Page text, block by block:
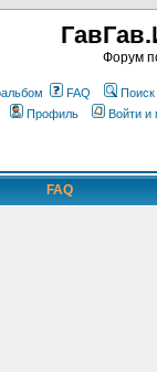
Форум
FAQ Поиск
Профиль
Войти и
FAQ